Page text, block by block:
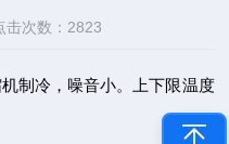
击次数：2823
制冷，噪音小。上下限温度